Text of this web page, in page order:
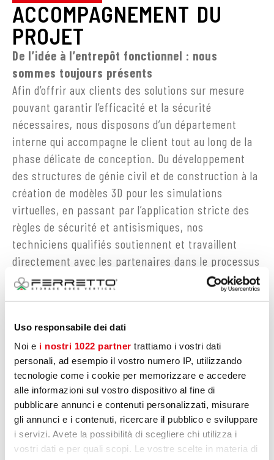
Uso responsabile dei dati
Noi e i nostri 1022 partner trattiamo i vostri dati
personali, ad esempio il vostro numero IP, utilizzando
tecnologie come i cookie per memorizzare e accedere
alle informazioni sul vostro dispositivo al fine di
pubblicare annunci e contenuti personalizzati, misurare
gli annunci e i contenuti, ricercare il pubblico e sviluppare
i servizi. Avete la possibilità di scegliere chi utilizza i
vostri dati e per quali scopi. Le vostre scelte in materia di
ACCOMPAGNEMENT DU
PROJET
De l’idée à l’entrepôt fonctionnel : nous
sommes toujours présents
Afin d’offrir aux clients des solutions sur mesure
pouvant garantir l’efficacité et la sécurité
nécessaires, nous disposons d’un département
interne qui accompagne le client tout au long de la
phase délicate de conception. Du développement
des structures de génie civil et de construction à la
création de modèles 3D pour les simulations
virtuelles, en passant par l’application stricte des
règles de sécurité et antisismiques, nos
techniciens qualifiés soutiennent et travaillent
directement avec les partenaires dans le processus
de réalisation de l’installation.
DEMANDE D'INFORMATION
VOIR AUSSI
SERVICES PRODUITS